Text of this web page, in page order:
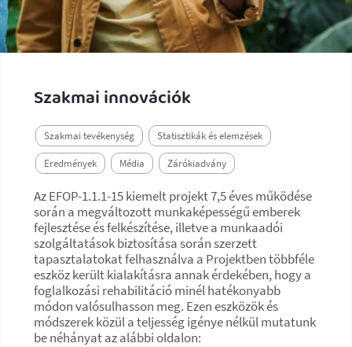
Szakmai innovációk
Szakmai tevékenység Statisztikák és elemzések
Eredmények Média Zárókiadvány
Az EFOP-1.1.1-15 kiemelt projekt 7,5 éves működése
során a megváltozott munkaképességű emberek
fejlesztése és felkészítése, illetve a munkaadói
szolgáltatások biztosítása során szerzett
tapasztalatokat felhasználva a Projektben többféle
eszköz került kialakításra annak érdekében, hogy a
foglalkozási rehabilitáció minél hatékonyabb
módon valósulhasson meg. Ezen eszközök és
módszerek közül a teljesség igénye nélkül mutatunk
be néhányat az alábbi oldalon: